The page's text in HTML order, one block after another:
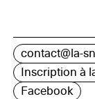
contact@la-
Inscription à
Facebook